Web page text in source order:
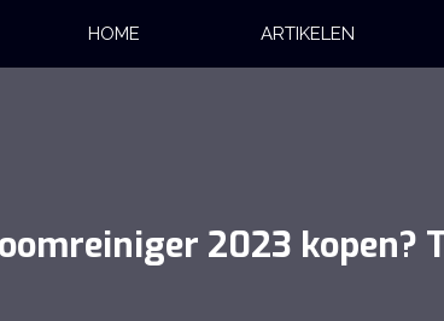
HOME ARTIKELEN
2023 kopen?